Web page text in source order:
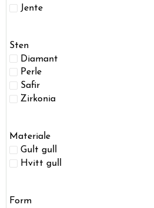
Jente
Sten
Diamant
Perle
Safir
Zirkonia
Materiale
Gult gull
Hvitt gull
Form